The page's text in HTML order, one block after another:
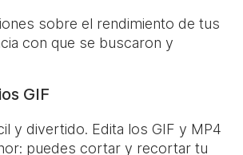
sobre el rendimiento de tus
con que se buscaron y
GIF
y divertido. Edita los GIF y MP4
puedes cortar y recortar tu